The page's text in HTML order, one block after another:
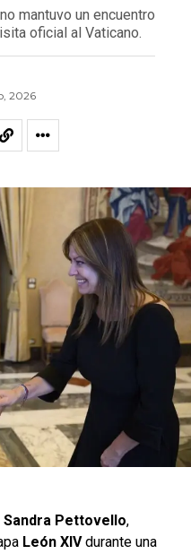
mantuvo un encuentro
oficial al Vaticano.
2026
Sandra Pettovello,
León XIVdurante una